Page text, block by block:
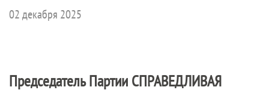
02 декабря 2025
Председатель Партии СПРАВЕДЛИВАЯ